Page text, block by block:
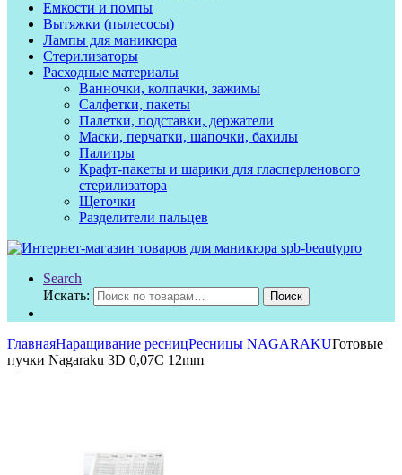
Емкости и помпы
Вытяжки (пылесосы)
Лампы для маникюра
Стерилизаторы
Расходные материалы
Ванночки, колпачки, зажимы
Салфетки, пакеты
Палетки, подставки, держатели
Маски, перчатки, шапочки, бахилы
Палитры
Крафт-пакеты и шарики для гласперленового
стерилизатора
Щеточки
Разделители пальцев
Search
Искать:
Поиск
ГлавнаяНаращивание ресницРесницы NAGARAKUГотовые
пучки Nagaraku 3D 0,07C 12mm